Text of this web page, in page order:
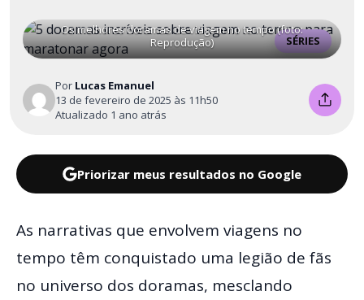
SÉRIES
Os melhores doramas de viagem no tempo (foto:
Reprodução)
Por Lucas Emanuel
13 de fevereiro de 2025 às 11h50
Atualizado 1 ano atrás
Priorizar meus resultados no Google
As narrativas que envolvem viagens no
tempo têm conquistado uma legião de fãs
no universo dos doramas, mesclando